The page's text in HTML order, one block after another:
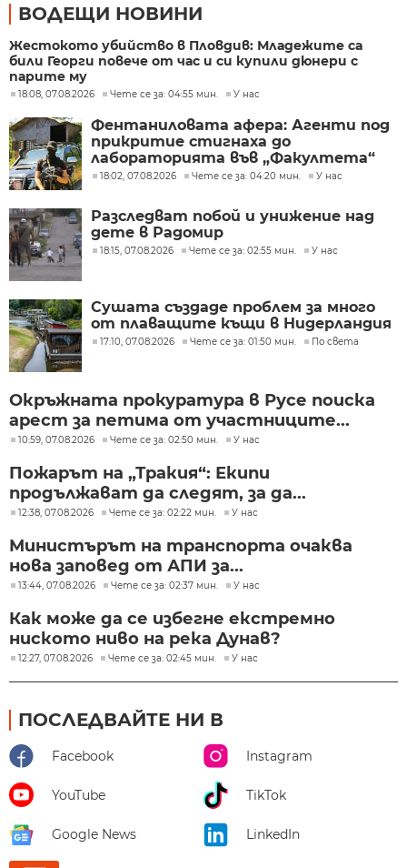
ВОДЕЩИ НОВИНИ
Жестокото убийство в Пловдив: Младежите са
били Георги повече от час и си купили дюнери с
парите му
18:08, 07.08.2026 Чете се за: 04:55 мин. У нас
Фентаниловата афера: Агенти под
прикритие стигнаха до
лабораторията във „Факултета“
18:02, 07.08.2026 Чете се за: 04:20 мин. У нас
Разследват побой и унижение над
дете в Радомир
18:15, 07.08.2026 Чете се за: 02:55 мин. У нас
Сушата създаде проблем за много
от плаващите къщи в Нидерландия
17:10, 07.08.2026 Чете се за: 01:50 мин. По света
Окръжната прокуратура в Русе поиска
арест за петима от участниците...
10:59, 07.08.2026 Чете се за: 02:50 мин. У нас
Пожарът на „Тракия“: Екипи
продължават да следят, за да...
12:38, 07.08.2026 Чете се за: 02:22 мин. У нас
Министърът на транспорта очаква
нова заповед от АПИ за...
13:44, 07.08.2026 Чете се за: 02:37 мин. У нас
Как може да се избегне екстремно
ниското ниво на река Дунав?
12:27, 07.08.2026 Чете се за: 02:45 мин. У нас
ПОСЛЕДВАЙТЕ НИ В
Facebook Instagram
YouTube TikTok
Google News LinkedIn